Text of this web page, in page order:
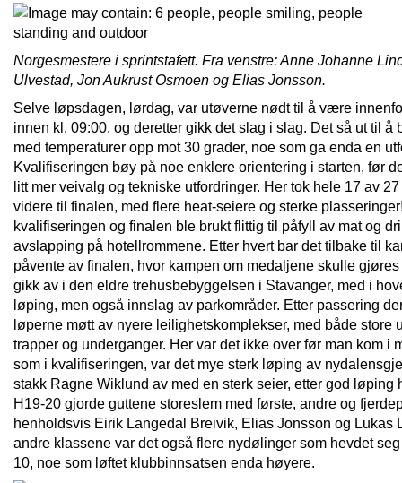
Norgesmestere i sprintstafett. Fra venstre: Anne Johanne
Ulvestad, Jon Aukrust Osmoen og Elias Jonsson.
Selve løpsdagen, lørdag, var utøverne nødt til å være
innen kl. 09:00, og deretter gikk det slag i slag. Det så ut til å
med temperaturer opp mot 30 grader, noe som ga enda en
Kvalifiseringen bøy på noe enklere orientering i starten, før
litt mer veivalg og tekniske utfordringer. Her tok hele 17 av
videre til finalen, med flere heat-seiere og sterke
kvalifiseringen og finalen ble brukt flittig til påfyll av mat og
avslapping på hotellrommene. Etter hvert bar det tilbake til
påvente av finalen, hvor kampen om medaljene skulle
gikk av i den eldre trehusbebyggelsen i Stavanger, med i
løping, men også innslag av parkområder. Etter passering
løperne møtt av nyere leilighetskomplekser, med både store
trapper og underganger. Her var det ikke over før man kom i
som i kvalifiseringen, var det mye sterk løping av
stakk Ragne Wiklund av med en sterk seier, etter god løping
H19-20 gjorde guttene storeslem med første, andre og
henholdsvis Eirik Langedal Breivik, Elias Jonsson og Lukas
andre klassene var det også flere nydølinger som hevdet
10, noe som løftet klubbinnsatsen enda høyere.